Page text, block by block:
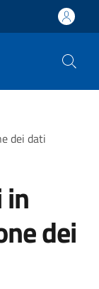
dei dati
dei